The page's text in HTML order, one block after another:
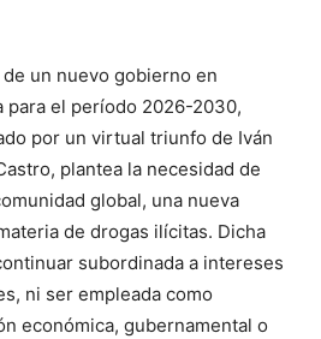
de un nuevo gobierno en
para el período 2026-2030,
por un virtual triunfo de Iván
plantea la necesidad de
global, una nueva
de drogas ilícitas. Dicha
subordinada a intereses
ni ser empleada como
económica, gubernamental o